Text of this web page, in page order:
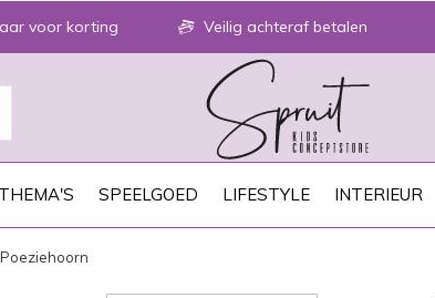
THEMA'S SPEELGOED LIFESTYLE INTERIEUR
voor korting Veilig achteraf betalen